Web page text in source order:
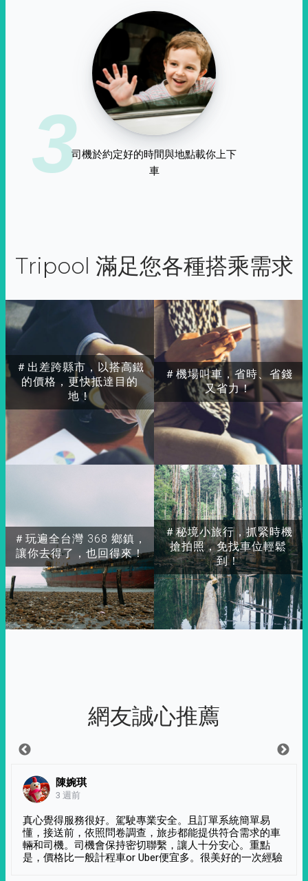
3司機於約定好的時間與地點載你上下
車
Tripool 滿足您各種搭乘需求
＃出差跨縣市，以搭高鐵
的價格，更快抵達目的
地！
＃玩遍全台灣 368 鄉鎮，
讓你去得了，也回得來！
＃秘境小旅行，抓緊時機
搶拍照，免找車位輕鬆
到！
＃機場叫車，省時、省錢
又省力！
網友誠心推薦
陳婉琪
3 週前
真心覺得服務很好。駕駛專業安全。且訂單系統簡單易
懂，接送前，依照問卷調查，旅步都能提供符合需求的車
輛和司機。司機會保持密切聯繫，讓人十分安心。重點
是，價格比一般計程車or Uber便宜多。很美好的一次經驗